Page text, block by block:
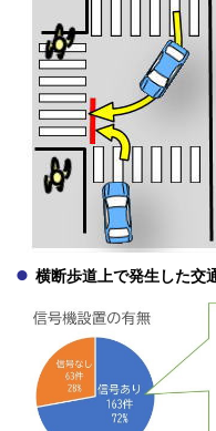
横断歩道上で発生した交